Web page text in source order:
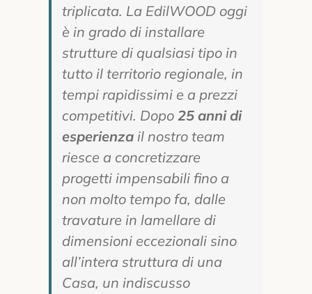
triplicata. La EdilWOOD oggi
è in grado di installare
strutture di qualsiasi tipo in
tutto il territorio regionale, in
tempi rapidissimi e a prezzi
competitivi. Dopo 25 anni di
esperienza il nostro team
riesce a concretizzare
progetti impensabili fino a
non molto tempo fa, dalle
travature in lamellare di
dimensioni eccezionali sino
all’intera struttura di una
Casa, un indiscusso